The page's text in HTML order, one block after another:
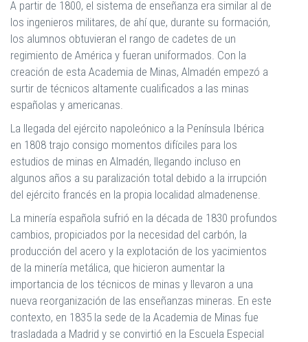
A partir de 1800, el sistema de enseñanza era similar al de
los ingenieros militares, de ahí que, durante su formación,
los alumnos obtuvieran el rango de cadetes de un
regimiento de América y fueran uniformados. Con la
creación de esta Academia de Minas, Almadén empezó a
surtir de técnicos altamente cualificados a las minas
españolas y americanas.
La llegada del ejército napoleónico a la Península Ibérica
en 1808 trajo consigo momentos difíciles para los
estudios de minas en Almadén, llegando incluso en
algunos años a su paralización total debido a la irrupción
del ejército francés en la propia localidad almadenense.
La minería española sufrió en la década de 1830 profundos
cambios, propiciados por la necesidad del carbón, la
producción del acero y la explotación de los yacimientos
de la minería metálica, que hicieron aumentar la
importancia de los técnicos de minas y llevaron a una
nueva reorganización de las enseñanzas mineras. En este
contexto, en 1835 la sede de la Academia de Minas fue
trasladada a Madrid y se convirtió en la Escuela Especial